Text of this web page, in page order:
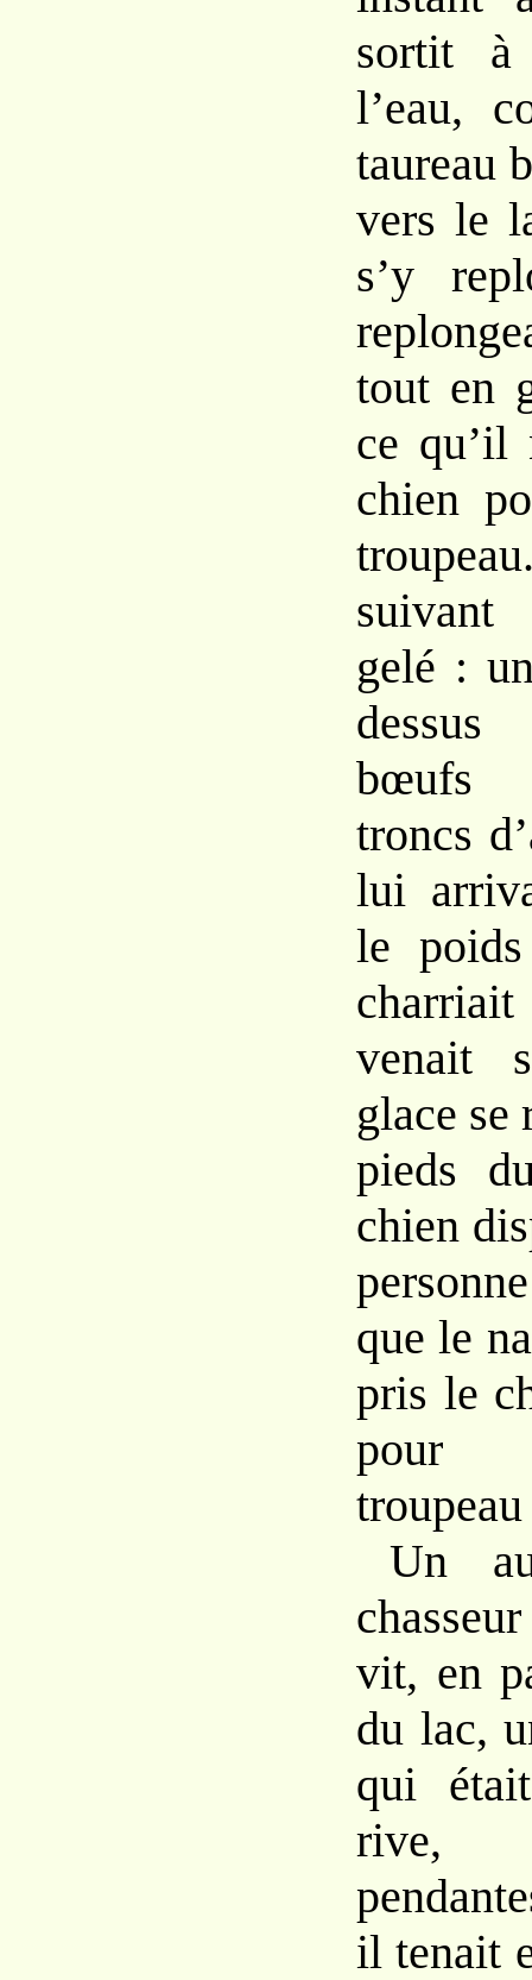
sortit
l’eau,
taureau
vers le
s’y
tout en
ce qu’il
chien
gelé :
bœufs
troncs
lui
le
venait
glace se
pieds
chien
que le
pris le
pour
Un
vit, en
du lac,
qui
rive,
il tenait